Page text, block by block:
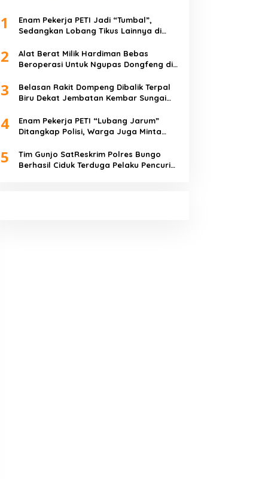
1
Enam Pekerja PETI Jadi “Tumbal”,
Sedangkan Lobang Tikus Lainnya di
Beroperasi
2
Alat Berat Milik Hardiman Bebas
Beroperasi Untuk Ngupas Dongfeng di
3
Belasan Rakit Dompeng Dibalik Terpal
Biru Dekat Jembatan Kembar Sungai
4
Enam Pekerja PETI “Lubang Jarum”
Ditangkap Polisi, Warga Juga Minta
5
Tim Gunjo SatReskrim Polres Bungo
Berhasil Ciduk Terduga Pelaku Pencuri